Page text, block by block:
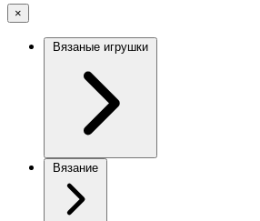
×
Вязаные игрушки
Вязание